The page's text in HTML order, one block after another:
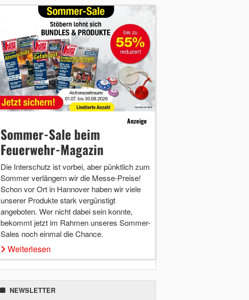
Anzeige
Sommer-Sale beim
Feuerwehr-Magazin
Die Interschutz ist vorbei, aber pünktlich zum
Sommer verlängern wir die Messe-Preise!
Schon vor Ort in Hannover haben wir viele
unserer Produkte stark vergünstigt
angeboten. Wer nicht dabei sein konnte,
bekommt jetzt im Rahmen unseres Sommer-
Sales noch einmal die Chance.
Weiterlesen
NEWSLETTER